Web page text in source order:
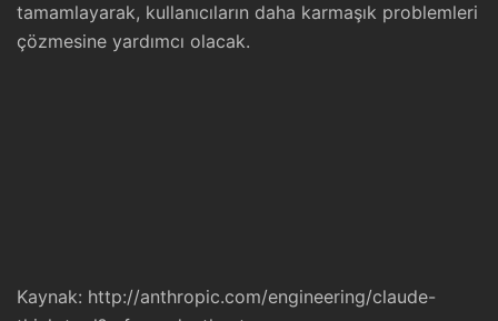
tamamlayarak, kullanıcıların daha karmaşık problemleri
çözmesine yardımcı olacak.
Kaynak: http://anthropic.com/engineering/claude-